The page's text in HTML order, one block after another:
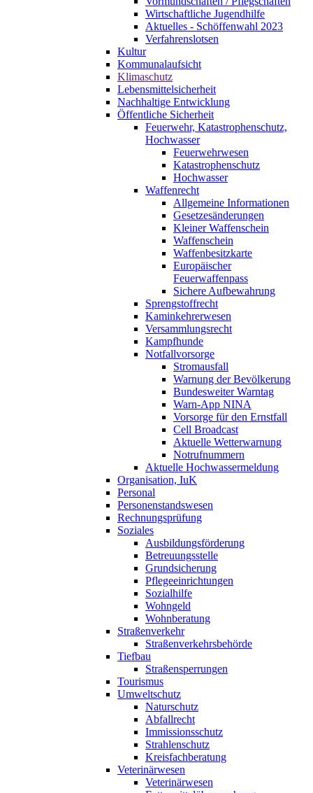
Wirtschaftliche Jugendhilfe
Aktuelles - Schöffenwahl 2023
Verfahrenslotsen
Kultur
Kommunalaufsicht
Klimaschutz
Lebensmittelsicherheit
Nachhaltige Entwicklung
Öffentliche Sicherheit
Feuerwehr, Katastrophenschutz,
Hochwasser
Feuerwehrwesen
Katastrophenschutz
Hochwasser
Waffenrecht
Allgemeine Informationen
Gesetzesänderungen
Kleiner Waffenschein
Waffenschein
Waffenbesitzkarte
Europäischer
Feuerwaffenpass
Sichere Aufbewahrung
Sprengstoffrecht
Kaminkehrerwesen
Versammlungsrecht
Kampfhunde
Notfallvorsorge
Stromausfall
Warnung der Bevölkerung
Bundesweiter Warntag
Warn-App NINA
Vorsorge für den Ernstfall
Cell Broadcast
Aktuelle Wetterwarnung
Notrufnummern
Aktuelle Hochwassermeldung
Organisation, IuK
Personal
Personenstandswesen
Rechnungsprüfung
Soziales
Ausbildungsförderung
Betreuungsstelle
Grundsicherung
Pflegeeinrichtungen
Sozialhilfe
Wohngeld
Wohnberatung
Straßenverkehr
Straßenverkehrsbehörde
Tiefbau
Straßensperrungen
Tourismus
Umweltschutz
Naturschutz
Abfallrecht
Immissionsschutz
Strahlenschutz
Kreisfachberatung
Veterinärwesen
Veterinärwesen